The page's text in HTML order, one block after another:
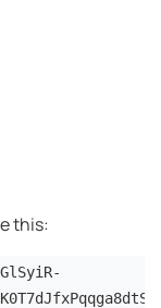
this: